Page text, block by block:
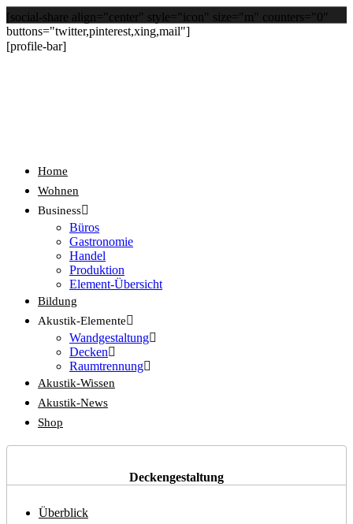
[social-share align="center" style="icon" size="m" counters="0"
buttons="twitter,pinterest,xing,mail"]
[profile-bar]
Home
Wohnen
Business
Büros
Gastronomie
Handel
Produktion
Element-Übersicht
Bildung
Akustik-Elemente
Wandgestaltung
Decken
Raumtrennung
Akustik-Wissen
Akustik-News
Shop
Deckengestaltung
Überblick